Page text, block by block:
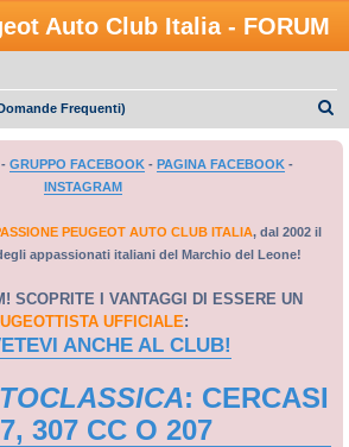
Auto Club Italia - FORUM
Frequenti)
GRUPPO FACEBOOK- PAGINA FACEBOOK-
INSTAGRAM
PEUGEOT AUTO CLUB ITALIA, dal 2002 il
appassionati italiani del Marchio del Leone!
SCOPRITE I VANTAGGI DI ESSERE UN
UFFICIALE:
ANCHE AL CLUB!
: CERCASI
307 CC O 207